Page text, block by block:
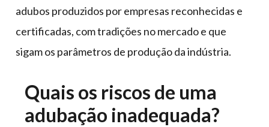
adubos produzidos por empresas reconhecidas e
certificadas, com tradições no mercado e que
sigam os parâmetros de produção da indústria.
Quais os riscos de uma
adubação inadequada?